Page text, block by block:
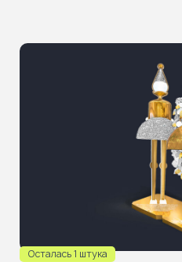
Осталась 1 штука